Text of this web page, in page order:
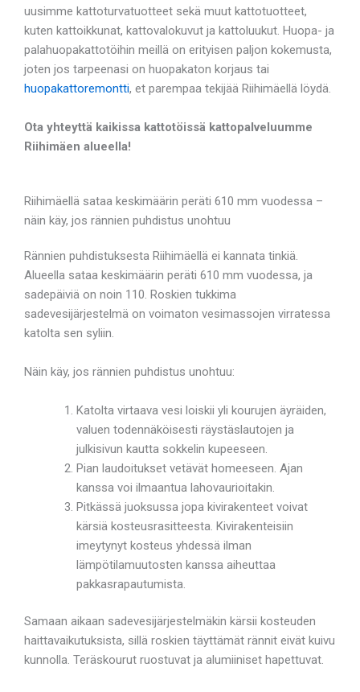
uusimme kattoturvatuotteet sekä muut kattotuotteet,
kuten kattoikkunat, kattovalokuvut ja kattoluukut. Huopa- ja
palahuopakattotöihin meillä on erityisen paljon kokemusta,
joten jos tarpeenasi on huopakaton korjaus tai
huopakattoremontti, et parempaa tekijää Riihimäellä löydä.
Ota yhteyttä kaikissa kattotöissä kattopalveluumme
Riihimäen alueella!
Riihimäellä sataa keskimäärin peräti 610 mm vuodessa –
näin käy, jos rännien puhdistus unohtuu
Rännien puhdistuksesta Riihimäellä ei kannata tinkiä.
Alueella sataa keskimäärin peräti 610 mm vuodessa, ja
sadepäiviä on noin 110. Roskien tukkima
sadevesijärjestelmä on voimaton vesimassojen virratessa
katolta sen syliin.
Näin käy, jos rännien puhdistus unohtuu:
Katolta virtaava vesi loiskii yli kourujen äyräiden,
valuen todennäköisesti räystäslautojen ja
julkisivun kautta sokkelin kupeeseen.
Pian laudoitukset vetävät homeeseen. Ajan
kanssa voi ilmaantua lahovaurioitakin.
Pitkässä juoksussa jopa kivirakenteet voivat
kärsiä kosteusrasitteesta. Kivirakenteisiin
imeytynyt kosteus yhdessä ilman
lämpötilamuutosten kanssa aiheuttaa
pakkasrapautumista.
Samaan aikaan sadevesijärjestelmäkin kärsii kosteuden
haittavaikutuksista, sillä roskien täyttämät rännit eivät kuivu
kunnolla. Teräskourut ruostuvat ja alumiiniset hapettuvat.